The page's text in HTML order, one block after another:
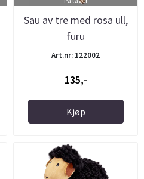
Sau av tre med rosa ull,
furu
Art.nr: 122002
135,-
Kjøp